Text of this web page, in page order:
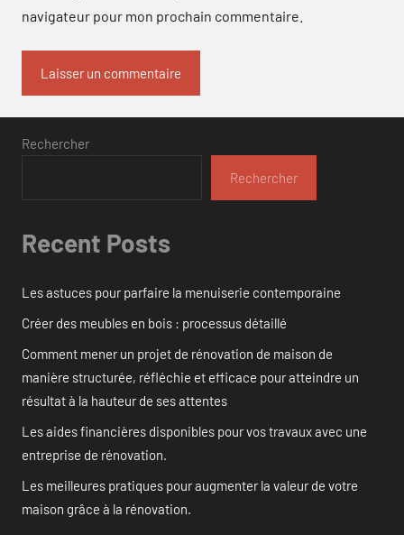
navigateur pour mon prochain commentaire.
Rechercher
Rechercher
Recent Posts
Les astuces pour parfaire la menuiserie contemporaine
Créer des meubles en bois : processus détaillé
Comment mener un projet de rénovation de maison de
manière structurée, réfléchie et efficace pour atteindre un
résultat à la hauteur de ses attentes
Les aides financières disponibles pour vos travaux avec une
entreprise de rénovation.
Les meilleures pratiques pour augmenter la valeur de votre
maison grâce à la rénovation.